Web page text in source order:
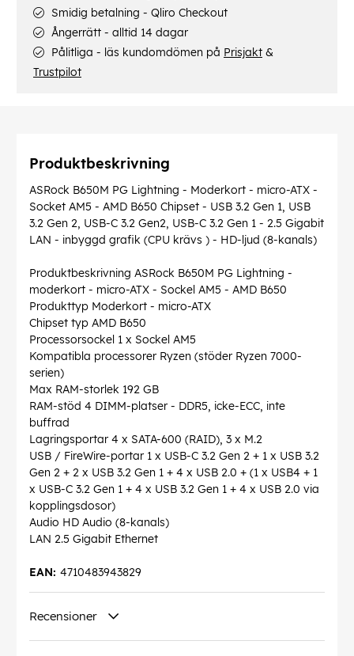
Smidig betalning - Qliro Checkout
Ångerrätt - alltid 14 dagar
Pålitliga - läs kundomdömen på Prisjakt &
Trustpilot
Produktbeskrivning
ASRock B650M PG Lightning - Moderkort - micro-ATX -
Socket AM5 - AMD B650 Chipset - USB 3.2 Gen 1, USB
3.2 Gen 2, USB-C 3.2 Gen2, USB-C 3.2 Gen 1 - 2.5 Gigabit
LAN - inbyggd grafik (CPU krävs ) - HD-ljud (8-kanals)
Produktbeskrivning ASRock B650M PG Lightning -
moderkort - micro-ATX - Sockel AM5 - AMD B650
Produkttyp Moderkort - micro-ATX
Chipset typ AMD B650
Processorsockel 1 x Sockel AM5
Kompatibla processorer Ryzen (stöder Ryzen 7000-
serien)
Max RAM-storlek 192 GB
RAM-stöd 4 DIMM-platser - DDR5, icke-ECC, inte
buffrad
Lagringsportar 4 x SATA-600 (RAID), 3 x M.2
USB / FireWire-portar 1 x USB-C 3.2 Gen 2 + 1 x USB 3.2
Gen 2 + 2 x USB 3.2 Gen 1 + 4 x USB 2.0 + (1 x USB4 + 1
x USB-C 3.2 Gen 1 + 4 x USB 3.2 Gen 1 + 4 x USB 2.0 via
kopplingsdosor)
Audio HD Audio (8-kanals)
LAN 2.5 Gigabit Ethernet
4710483943829
EAN:
Recensioner